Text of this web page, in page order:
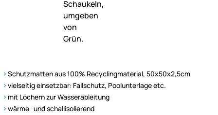
Schutzmatten aus 100% Recyclingmaterial, 50x50x2,5cm
vielseitig einsetzbar: Fallschutz, Poolunterlage etc.
mit Löchern zur Wasserableitung
wärme- und schallisolierend